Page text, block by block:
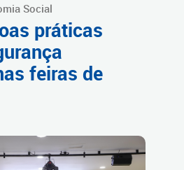
Social
práticas
feiras de